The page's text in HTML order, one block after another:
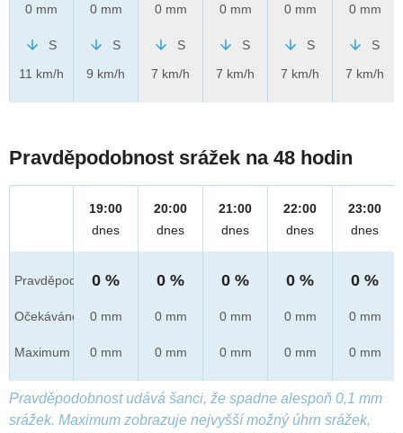
0 mm
S
11 km/h
0 mm
S
9 km/h
0 mm
S
7 km/h
0 mm
S
7 km/h
0 mm
S
7 km/h
0 mm
S
7 km/h
Pravděpodobnost srážek na 48 hodin
Pravděpod.
Očekáváno
Maximum
19:00
dnes
0 %
0 mm
0 mm
20:00
dnes
0 %
0 mm
0 mm
21:00
dnes
0 %
0 mm
0 mm
22:00
dnes
0 %
0 mm
0 mm
23:00
dnes
0 %
0 mm
0 mm
Pravděpodobnost udává šanci, že spadne alespoň 0,1 mm
srážek. Maximum zobrazuje nejvyšší možný úhrn srážek,